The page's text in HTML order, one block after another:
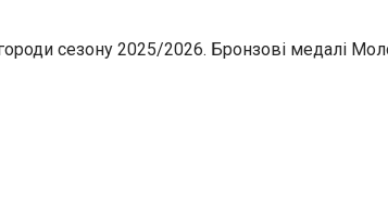
сезону 2025/2026. Бронзові медалі